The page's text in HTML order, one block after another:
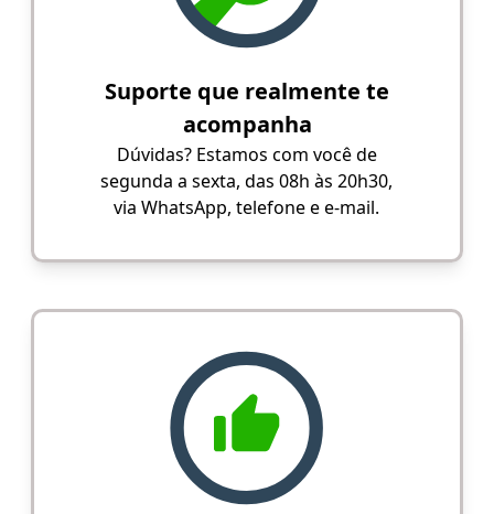
Suporte que realmente te
acompanha
Dúvidas? Estamos com você de
segunda a sexta, das 08h às 20h30,
via WhatsApp, telefone e e-mail.